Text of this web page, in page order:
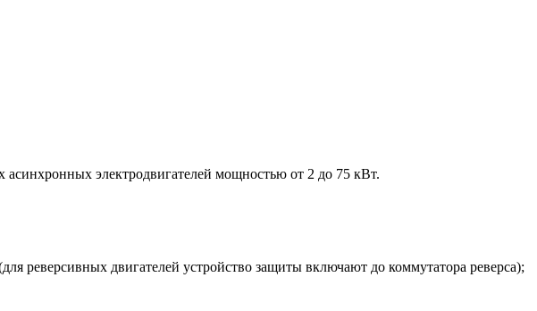
электродвигателей мощностью от 2 до 75 кВт.
реверсивных двигателей устройство защиты включают до коммутатора реверса);